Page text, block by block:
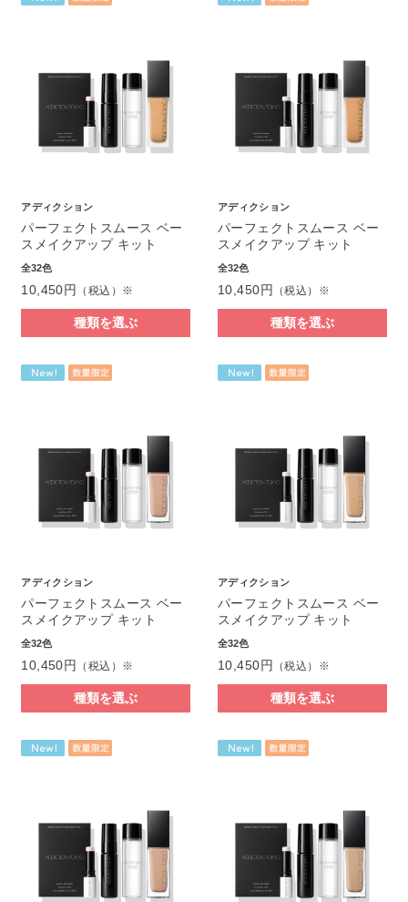
アディクション
パーフェクトスムース ベー
スメイクアップ キット
全32色
10,450円 （税込）※
種類を選ぶ
アディクション
パーフェクトスムース ベー
スメイクアップ キット
全32色
10,450円 （税込）※
種類を選ぶ
アディクション
パーフェクトスムース ベー
スメイクアップ キット
全32色
10,450円 （税込）※
種類を選ぶ
アディクション
パーフェクトスムース ベー
スメイクアップ キット
全32色
10,450円 （税込）※
種類を選ぶ